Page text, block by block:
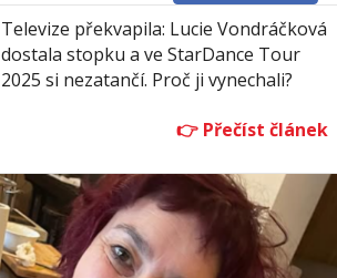
Televize překvapila: Lucie Vondráčková
dostala stopku a ve StarDance Tour
2025 si nezatančí. Proč ji vynechali?